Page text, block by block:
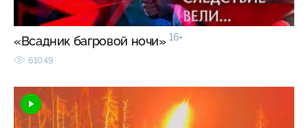
«Всадник багровой ночи» 16+
61049